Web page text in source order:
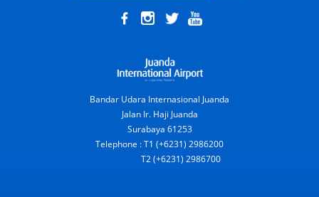
Bandar Udara Internasional Juanda
Jalan Ir. Haji Juanda
Surabaya 61253
Telephone : T1 (+6231) 2986200
T2 (+6231) 2986700